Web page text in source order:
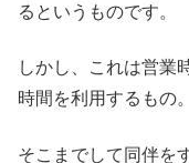
るというものです。
しかし、これは営業
時間を利用するもの。
そこまでして同伴を